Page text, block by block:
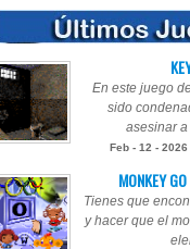
En este juego
sido
asesinar
Feb - 12 - 2026
MONKEY
Tienes que
y hacer que el